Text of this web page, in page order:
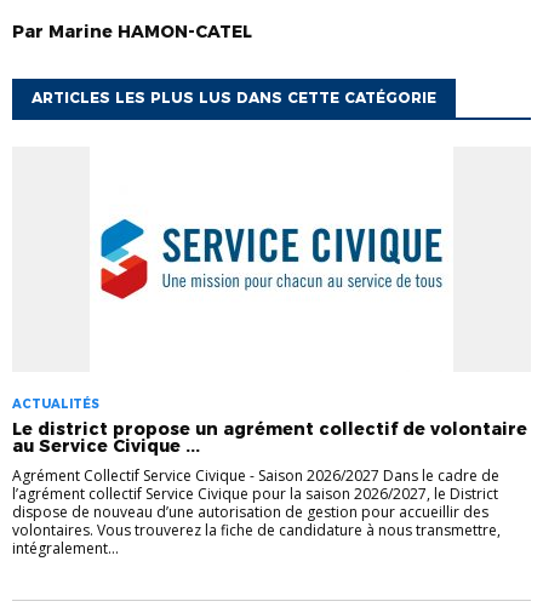
Par Marine HAMON-CATEL
ARTICLES LES PLUS LUS DANS CETTE CATÉGORIE
ACTUALITÉS
Le district propose un agrément collectif de volontaire
au Service Civique ...
Agrément Collectif Service Civique - Saison 2026/2027 Dans le cadre de
l’agrément collectif Service Civique pour la saison 2026/2027, le District
dispose de nouveau d’une autorisation de gestion pour accueillir des
volontaires. Vous trouverez la fiche de candidature à nous transmettre,
intégralement...